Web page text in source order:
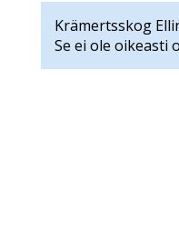
Krämertsskog
Se ei ole oikeasti